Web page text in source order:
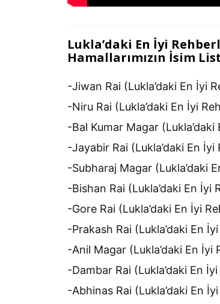
Lukla’daki En İyi
Hamallarımızın İsim
-Jiwan Rai (Lukla’daki En İyi
-Niru Rai (Lukla’daki En İyi
-Bal Kumar Magar (Lukla’daki
-Jayabir Rai (Lukla’daki En İyi
-Subharaj Magar (Lukla’daki
-Bishan Rai (Lukla’daki En İyi
-Gore Rai (Lukla’daki En İyi
-Prakash Rai (Lukla’daki En
-Anil Magar (Lukla’daki En İyi
-Dambar Rai (Lukla’daki En
-Abhinas Rai (Lukla’daki En